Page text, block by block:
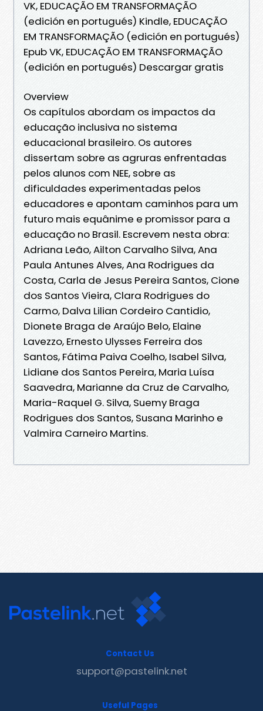
VK, EDUCAÇÃO EM TRANSFORMAÇÃO
(edición en portugués) Kindle, EDUCAÇÃO
EM TRANSFORMAÇÃO (edición en portugués)
Epub VK, EDUCAÇÃO EM TRANSFORMAÇÃO
(edición en portugués) Descargar gratis
Overview
Os capítulos abordam os impactos da
educação inclusiva no sistema
educacional brasileiro. Os autores
dissertam sobre as agruras enfrentadas
pelos alunos com NEE, sobre as
dificuldades experimentadas pelos
educadores e apontam caminhos para um
futuro mais equânime e promissor para a
educação no Brasil. Escrevem nesta obra:
Adriana Leão, Ailton Carvalho Silva, Ana
Paula Antunes Alves, Ana Rodrigues da
Costa, Carla de Jesus Pereira Santos, Cione
dos Santos Vieira, Clara Rodrigues do
Carmo, Dalva Lilian Cordeiro Cantidio,
Dionete Braga de Araújo Belo, Elaine
Lavezzo, Ernesto Ulysses Ferreira dos
Santos, Fátima Paiva Coelho, Isabel Silva,
Lidiane dos Santos Pereira, Maria Luísa
Saavedra, Marianne da Cruz de Carvalho,
Maria-Raquel G. Silva, Suemy Braga
Rodrigues dos Santos, Susana Marinho e
Valmira Carneiro Martins.
Contact Us
support@pastelink.net
Useful Pages